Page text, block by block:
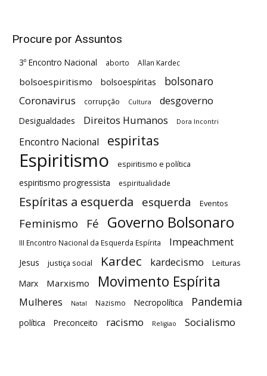
Procure por Assuntos
3º Encontro Nacional aborto Allan Kardec
bolsoespiritismo bolsoespíritas bolsonaro
Coronavirus corrupção Cultura desgoverno
Desigualdades Direitos Humanos Dora Incontri
Encontro Nacional espiritas
Espiritismo espiritismo e política
espiritismo progressista espiritualidade
Espíritas a esquerda esquerda Eventos
Feminismo Fé Governo Bolsonaro
III Encontro Nacional da Esquerda Espírita Impeachment
Jesus justiça social Kardec kardecismo Leituras
Marx Marxismo Movimento Espírita
Mulheres Natal Nazismo Necropolítica Pandemia
política Preconceito racismo Religiao Socialismo